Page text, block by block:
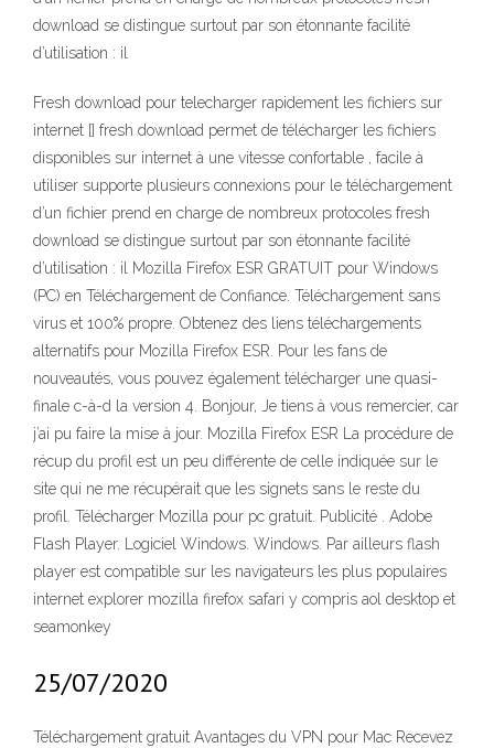
download se distingue surtout par son étonnante facilité
d’utilisation : il
Fresh download pour telecharger rapidement les fichiers sur
internet [] fresh download permet de télécharger les fichiers
disponibles sur internet à une vitesse confortable , facile à
utiliser supporte plusieurs connexions pour le téléchargement
d’un fichier prend en charge de nombreux protocoles fresh
download se distingue surtout par son étonnante facilité
d’utilisation : il Mozilla Firefox ESR GRATUIT pour Windows
(PC) en Téléchargement de Confiance. Téléchargement sans
virus et 100% propre. Obtenez des liens téléchargements
alternatifs pour Mozilla Firefox ESR. Pour les fans de
nouveautés, vous pouvez également télécharger une quasi-
finale c-à-d la version 4. Bonjour, Je tiens à vous remercier, car
j’ai pu faire la mise à jour. Mozilla Firefox ESR La procédure de
récup du profil est un peu différente de celle indiquée sur le
site qui ne me récupérait que les signets sans le reste du
profil. Télécharger Mozilla pour pc gratuit. Publicité . Adobe
Flash Player. Logiciel Windows. Windows. Par ailleurs flash
player est compatible sur les navigateurs les plus populaires
internet explorer mozilla firefox safari y compris aol desktop et
seamonkey
25/07/2020
Téléchargement gratuit Avantages du VPN pour Mac Recevez